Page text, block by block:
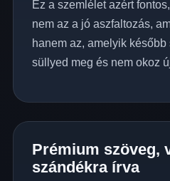
Ez a szemlélet azért
nem az a jó aszfaltozás,
hanem az, amelyik
süllyed meg és nem okoz
Prémium szöveg,
szándékra írva